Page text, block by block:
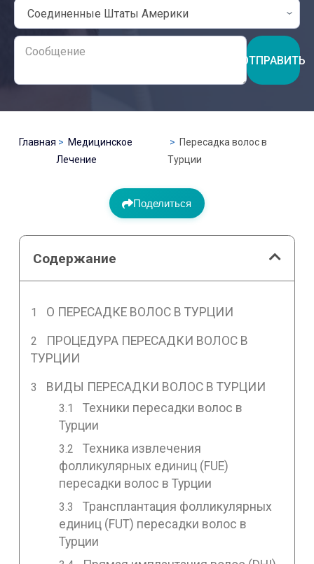
ОТПРАВИТЬ
Главная
Медицинское
Лечение
Пересадка волос в
Турции
Поделиться
Содержание
О ПЕРЕСАДКЕ ВОЛОС В ТУРЦИИ
ПРОЦЕДУРА ПЕРЕСАДКИ ВОЛОС В
ТУРЦИИ
ВИДЫ ПЕРЕСАДКИ ВОЛОС В ТУРЦИИ
Техники пересадки волос в
Турции
Техника извлечения
фолликулярных единиц (FUE)
пересадки волос в Турции
Трансплантация фолликулярных
единиц (FUT) пересадки волос в
Турции